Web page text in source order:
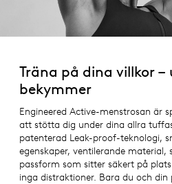
Träna på dina villkor –
bekymmer
Engineered Active-menstrosan är
att stötta dig under dina allra
patenterad Leak-proof-teknologi,
egenskaper, ventilerande material,
passform som sitter säkert på
inga distraktioner. Bara du och din